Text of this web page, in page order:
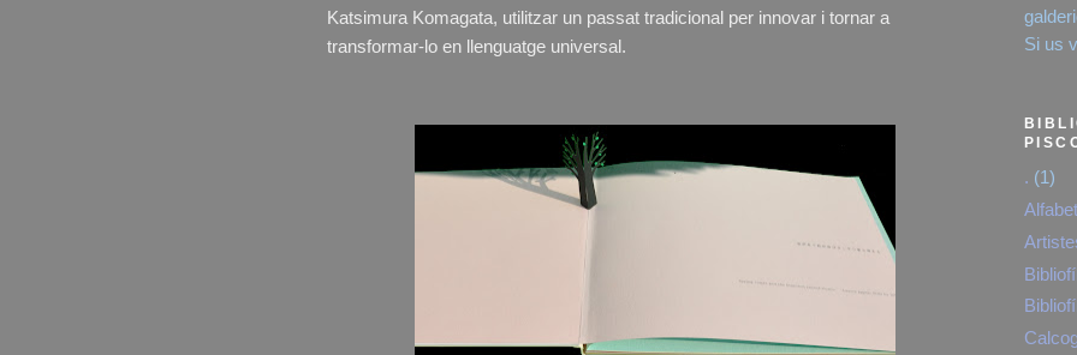
Katsimura Komagata, utilitzar un passat tradicional per innovar i tornar a
transformar-lo en llenguatge universal.
Si us
. (1)